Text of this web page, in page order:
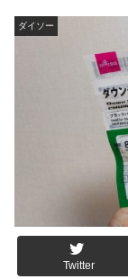
ダイソー
Twitter